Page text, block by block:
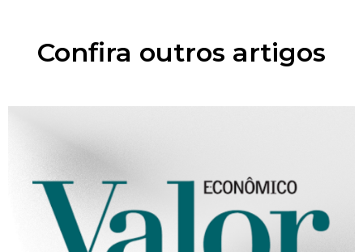
Confira outros artigos